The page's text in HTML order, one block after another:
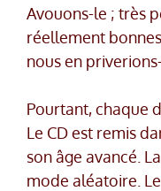
Avouons-le ; très
réellement
nous en
Pourtant, chaque
Le CD est remis
son âge avancé.
mode aléatoire.